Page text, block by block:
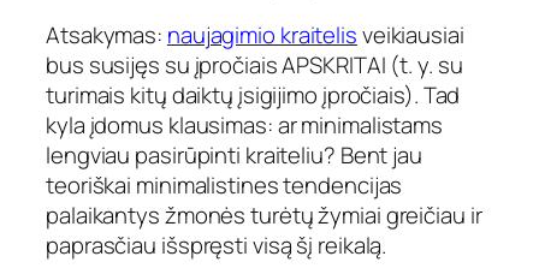
Atsakymas: naujagimio kraitelisveikiausiai
bus susijęs su įpročiais APSKRITAI (t. y. su
turimais kitų daiktų įsigijimo įpročiais). Tad
kyla įdomus klausimas: ar minimalistams
lengviau pasirūpinti kraiteliu? Bent jau
teoriškai minimalistines tendencijas
palaikantys žmonės turėtų žymiai greičiau ir
paprasčiau išspręsti visą šį reikalą.